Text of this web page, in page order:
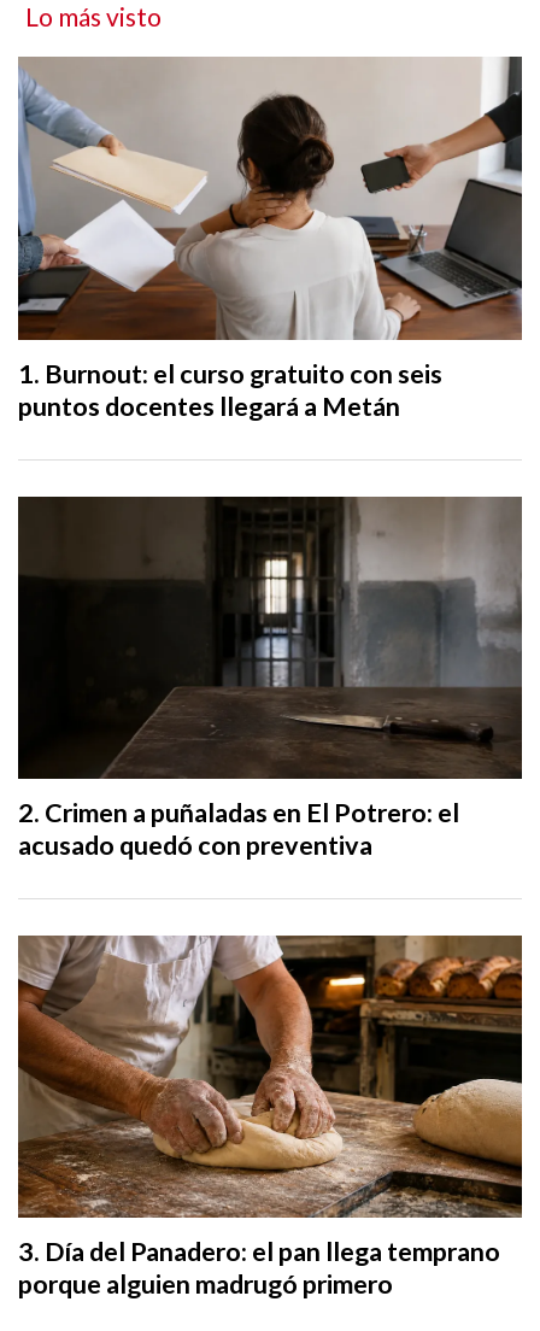
Lo más visto
Burnout: el curso gratuito con seis
puntos docentes llegará a Metán
Crimen a puñaladas en El Potrero: el
acusado quedó con preventiva
Día del Panadero: el pan llega temprano
porque alguien madrugó primero